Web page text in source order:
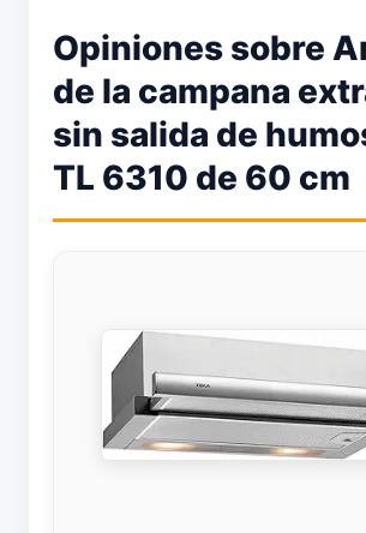
Opiniones sobre
de la campana
sin salida de
TL 6310 de 60 cm